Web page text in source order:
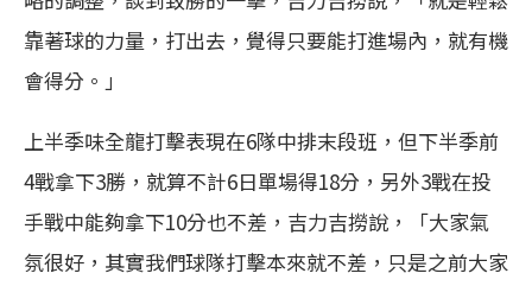
靠著球的力量，打出去，覺得只要能打進場內，就有機
會得分。」
上半季味全龍打擊表現在6隊中排末段班，但下半季前
4戰拿下3勝，就算不計6日單場得18分，另外3戰在投
手戰中能夠拿下10分也不差，吉力吉撈說，「大家氣
氛很好，其實我們球隊打擊本來就不差，只是之前大家